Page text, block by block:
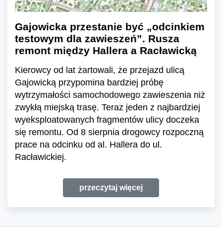
Gajowicka przestanie być „odcinkiem
testowym dla zawieszeń”. Rusza
remont między Hallera a Racławicką
Kierowcy od lat żartowali, że przejazd ulicą
Gajowicką przypomina bardziej próbę
wytrzymałości samochodowego zawieszenia niż
zwykłą miejską trasę. Teraz jeden z najbardziej
wyeksploatowanych fragmentów ulicy doczeka
się remontu. Od 8 sierpnia drogowcy rozpoczną
prace na odcinku od al. Hallera do ul.
Racławickiej.
przeczytaj więcej